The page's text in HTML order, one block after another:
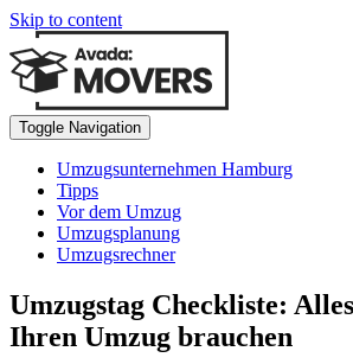
Skip to content
Toggle Navigation
Umzugsunternehmen Hamburg
Tipps
Vor dem Umzug
Umzugsplanung
Umzugsrechner
Umzugstag Checkliste:
Ihren Umzug brauchen